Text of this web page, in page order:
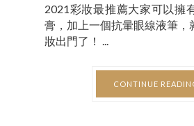
2021彩妝最推薦大家可以擁
膏，加上一個抗暈眼線液筆，
妝出門了！ ...
CONTINUE